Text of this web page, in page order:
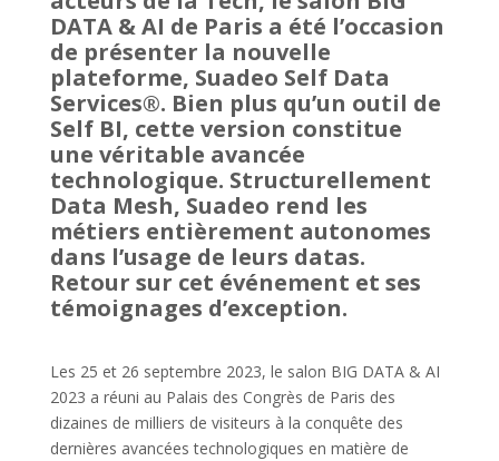
DATA & AI de Paris a été l’occasion
de présenter la nouvelle
plateforme, Suadeo Self Data
Services®. Bien plus qu’un outil de
Self BI, cette version constitue
une véritable avancée
technologique. Structurellement
Data Mesh, Suadeo rend les
métiers entièrement autonomes
dans l’usage de leurs datas.
Retour sur cet événement et ses
témoignages d’exception.
Les 25 et 26 septembre 2023, le salon BIG DATA & AI
2023 a réuni au Palais des Congrès de Paris des
dizaines de milliers de visiteurs à la conquête des
dernières avancées technologiques en matière de